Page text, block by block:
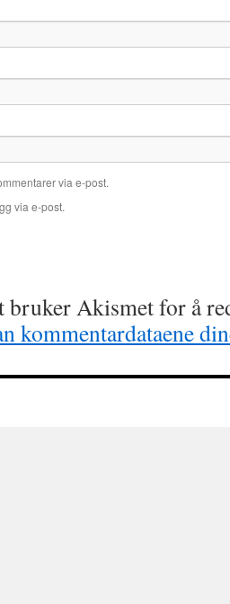
via e-post.
via e-post.
bruker Akismet for å
kommentardataene